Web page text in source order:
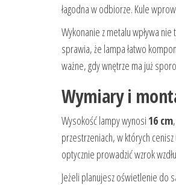
łagodna w odbiorze. Kule
Wykonanie z metalu wpływa
sprawia, że lampa łatwo
ważne, gdy wnętrze ma już
Wymiary i
Wysokość lampy wynosi 16 cm
przestrzeniach, w których
optycznie prowadzić wzrok
Jeżeli planujesz oświetlenie do